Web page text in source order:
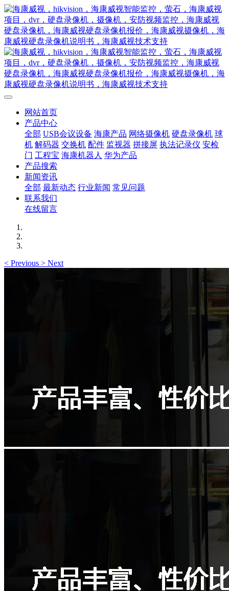
网站首页
产品中心
全部 USB会议设备 海康产品 网络摄像机 硬盘录像机 球
机 解码器 交换机 配件 监视器 拼接屏 执法记录仪 安检
门 工程宝 海康机器人 华为产品
产品搜索
新闻资讯
全部 最新动态 行业新闻 常见问题
联系我们
在线留言
< Previous > Next